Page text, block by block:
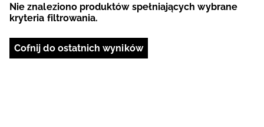
Nie znaleziono produktów spełniających wybrane
kryteria filtrowania.
Cofnij do ostatnich wyników
Łotewski / EUR